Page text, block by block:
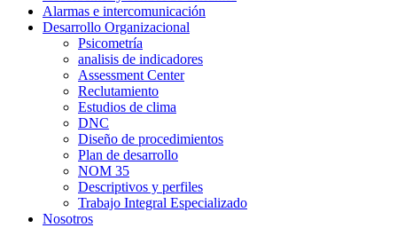
Alarmas e intercomunicación
Desarrollo Organizacional
Psicometría
analisis de indicadores
Assessment Center
Reclutamiento
Estudios de clima
DNC
Diseño de procedimientos
Plan de desarrollo
NOM 35
Descriptivos y perfiles
Trabajo Integral Especializado
Nosotros